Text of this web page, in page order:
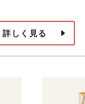
詳しく見る